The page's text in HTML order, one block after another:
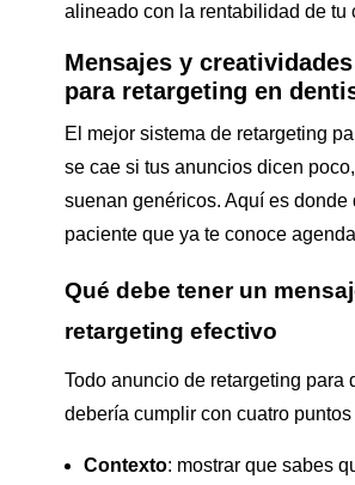
alineado con la rentabilidad de tu
Mensajes y
para retargeting en
El mejor sistema de retargeting
se cae si tus anuncios dicen
suenan genéricos. Aquí es donde
paciente que ya te conoce
Qué debe tener un
retargeting efectivo
Todo anuncio de retargeting para
debería cumplir con cuatro puntos
Contexto: mostrar que sabes